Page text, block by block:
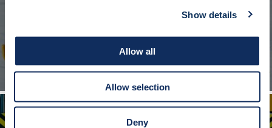
Show details
Allow all
Allow selection
Deny